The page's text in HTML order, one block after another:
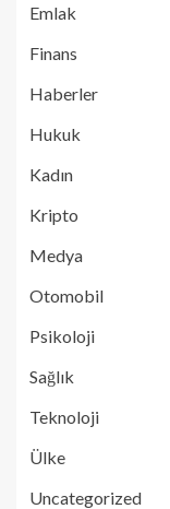
Emlak
Finans
Haberler
Hukuk
Kadın
Kripto
Medya
Otomobil
Psikoloji
Sağlık
Teknoloji
Ülke
Uncategorized